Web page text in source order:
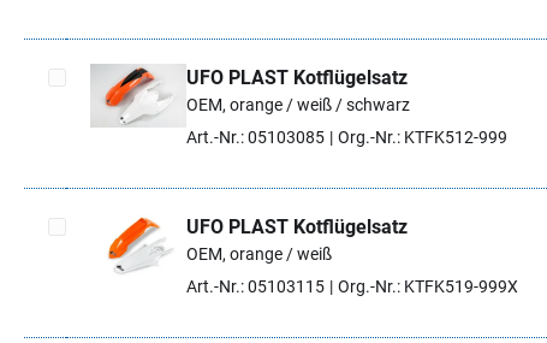
Artikel auswählen
UFO PLAST Kotflügelsatz
OEM, orange / weiß / schwarz
Art.-Nr.: 05103085
Org.-Nr.: KTFK512-999
Artikel auswählen
UFO PLAST Kotflügelsatz
OEM, orange / weiß
Art.-Nr.: 05103115
Org.-Nr.: KTFK519-999X